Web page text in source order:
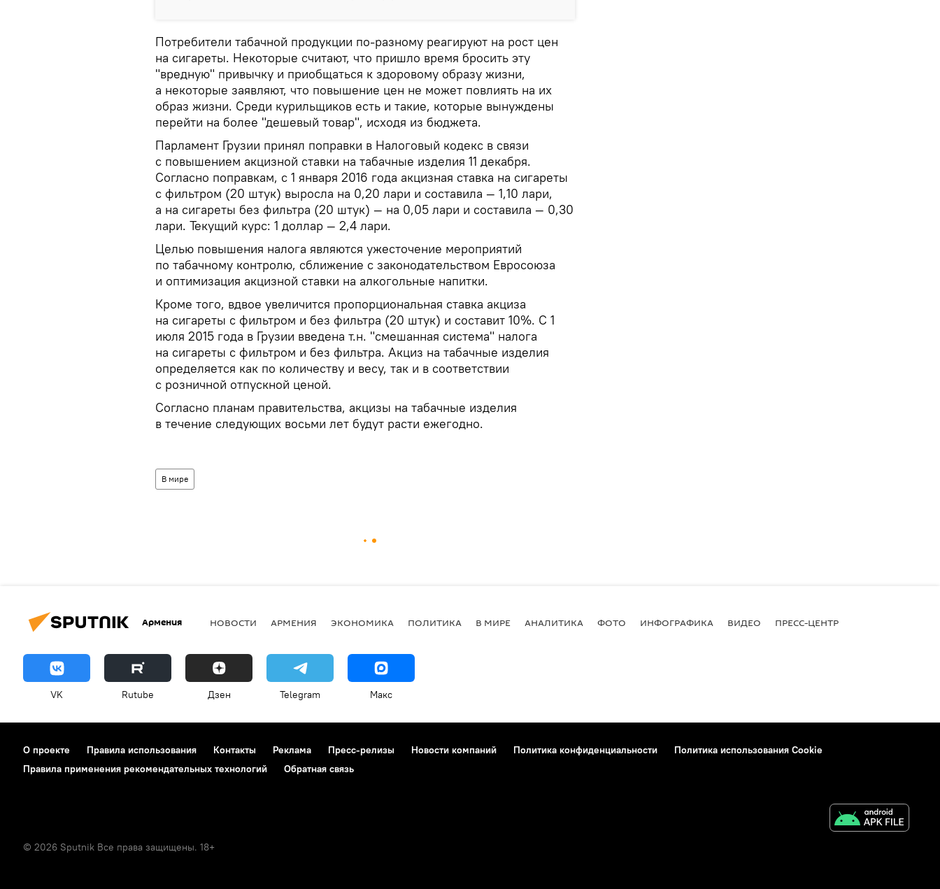
Потребители табачной продукции по-разному реагируют на рост цен
на сигареты. Некоторые считают, что пришло время бросить эту
"вредную" привычку и приобщаться к здоровому образу жизни,
а некоторые заявляют, что повышение цен не может повлиять на их
образ жизни. Среди курильщиков есть и такие, которые вынуждены
перейти на более "дешевый товар", исходя из бюджета.
Парламент Грузии принял поправки в Налоговый кодекс в связи
с повышением акцизной ставки на табачные изделия 11 декабря.
Согласно поправкам, с 1 января 2016 года акцизная ставка на сигареты
с фильтром (20 штук) выросла на 0,20 лари и составила — 1,10 лари,
а на сигареты без фильтра (20 штук) — на 0,05 лари и составила — 0,30
лари. Текущий курс: 1 доллар — 2,4 лари.
Целью повышения налога являются ужесточение мероприятий
по табачному контролю, сближение с законодательством Евросоюза
и оптимизация акцизной ставки на алкогольные напитки.
Кроме того, вдвое увеличится пропорциональная ставка акциза
на сигареты с фильтром и без фильтра (20 штук) и составит 10%. С 1
июля 2015 года в Грузии введена т.н. "смешанная система" налога
на сигареты с фильтром и без фильтра. Акциз на табачные изделия
определяется как по количеству и весу, так и в соответствии
с розничной отпускной ценой.
Согласно планам правительства, акцизы на табачные изделия
в течение следующих восьми лет будут расти ежегодно.
В мире
Армения НОВОСТИ АРМЕНИЯ ЭКОНОМИКА ПОЛИТИКА В МИРЕ АНАЛИТИКА ФОТО ИНФОГРАФИКА ВИДЕО ПРЕСС-ЦЕНТР
VK Rutube Дзен Telegram Макс
О проекте Правила использования Контакты Реклама Пресс-релизы Новости компаний Политика конфиденциальности
Политика использования Cookie
Правила применения рекомендательных технологий
Обратная связь
© 2026 Sputnik Все права защищены. 18+